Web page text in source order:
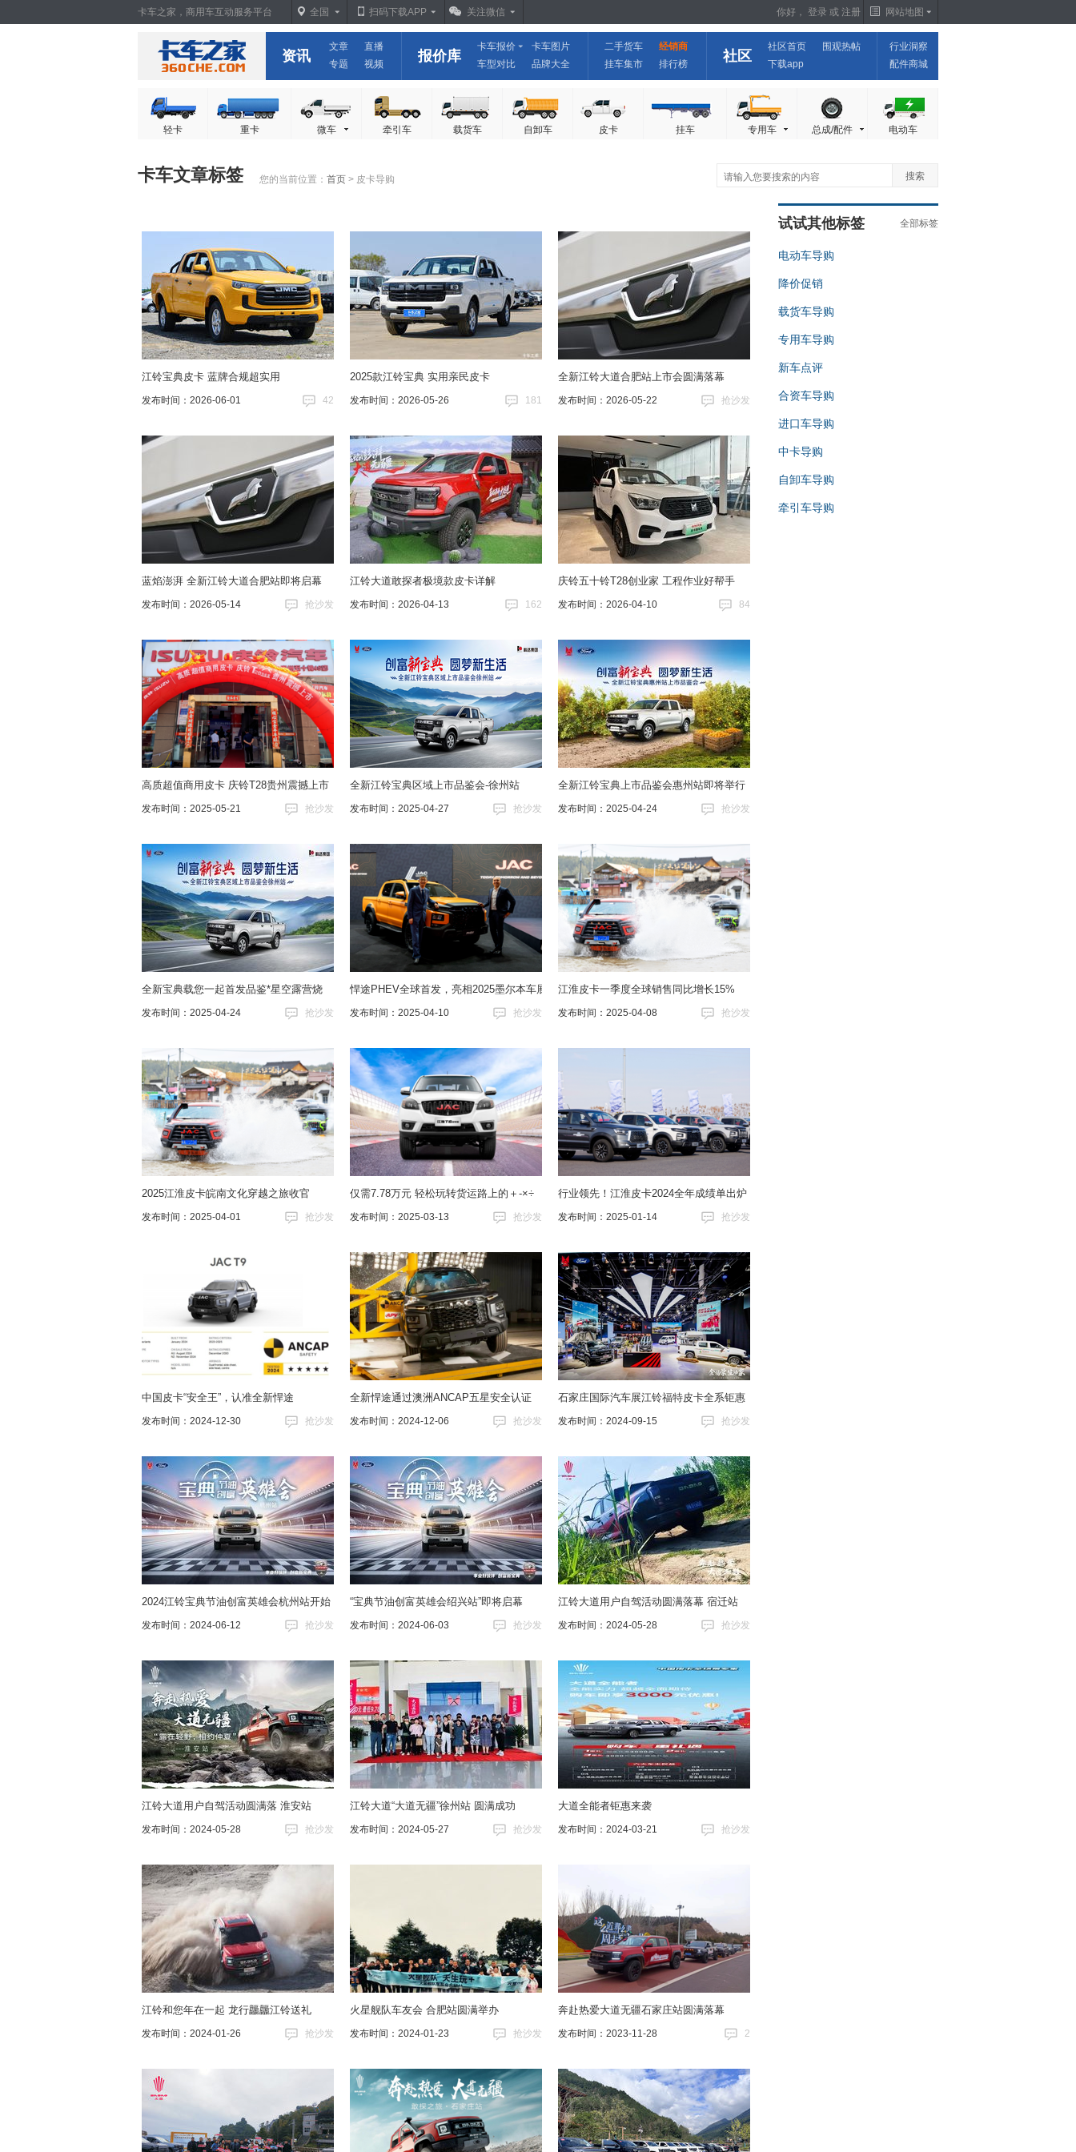
你好， 登录 或 注册 网站地图
卡车之家，商用车互动服务平台 全国 扫码下载APP 关注微信
资讯
文章
直播
专题
视频 报价库
卡车报价
卡车图片
车型对比
品牌大全
二手货车
经销商
挂车集市
排行榜 社区
社区首页
围观热帖
下载app
行业洞察
配件商城
轻卡 重卡 微车 牵引车 载货车 自卸车 皮卡 挂车 专用车 总成/配件 电动车
卡车文章标签 您的当前位置： 首页 > 皮卡导购
江铃宝典皮卡 蓝牌合规超实用
发布时间：2026-06-01 42
2025款江铃宝典 实用亲民皮卡
发布时间：2026-05-26 181
全新江铃大道合肥站上市会圆满落幕
发布时间：2026-05-22 抢沙发
蓝焰澎湃 全新江铃大道合肥站即将启幕
发布时间：2026-05-14 抢沙发
江铃大道敢探者极境款皮卡详解
发布时间：2026-04-13 162
庆铃五十铃T28创业家 工程作业好帮手
发布时间：2026-04-10 84
高质超值商用皮卡 庆铃T28贵州震撼上市
发布时间：2025-05-21 抢沙发
全新江铃宝典区域上市品鉴会-徐州站
发布时间：2025-04-27 抢沙发
全新江铃宝典上市品鉴会惠州站即将举行
发布时间：2025-04-24 抢沙发
全新宝典载您一起首发品鉴*星空露营烧
发布时间：2025-04-24 抢沙发
悍途PHEV全球首发，亮相2025墨尔本车展
发布时间：2025-04-10 抢沙发
江淮皮卡一季度全球销售同比增长15%
发布时间：2025-04-08 抢沙发
2025江淮皮卡皖南文化穿越之旅收官
发布时间：2025-04-01 抢沙发
仅需7.78万元 轻松玩转货运路上的＋-×÷
发布时间：2025-03-13 抢沙发
行业领先！江淮皮卡2024全年成绩单出炉
发布时间：2025-01-14 抢沙发
中国皮卡“安全王”，认准全新悍途
发布时间：2024-12-30 抢沙发
全新悍途通过澳洲ANCAP五星安全认证
发布时间：2024-12-06 抢沙发
石家庄国际汽车展江铃福特皮卡全系钜惠
发布时间：2024-09-15 抢沙发
2024江铃宝典节油创富英雄会杭州站开始
发布时间：2024-06-12 抢沙发
“宝典节油创富英雄会绍兴站”即将启幕
发布时间：2024-06-03 抢沙发
江铃大道用户自驾活动圆满落幕 宿迁站
发布时间：2024-05-28 抢沙发
江铃大道用户自驾活动圆满落 淮安站
发布时间：2024-05-28 抢沙发
江铃大道“大道无疆”徐州站 圆满成功
发布时间：2024-05-27 抢沙发
大道全能者钜惠来袭
发布时间：2024-03-21 抢沙发
江铃和您年在一起 龙行龘龘江铃送礼
发布时间：2024-01-26 抢沙发
火星舰队车友会 合肥站圆满举办
发布时间：2024-01-23 抢沙发
奔赴热爱大道无疆石家庄站圆满落幕
发布时间：2023-11-28 2
试试其他标签 全部标签
电动车导购
降价促销
载货车导购
专用车导购
新车点评
合资车导购
进口车导购
中卡导购
自卸车导购
牵引车导购